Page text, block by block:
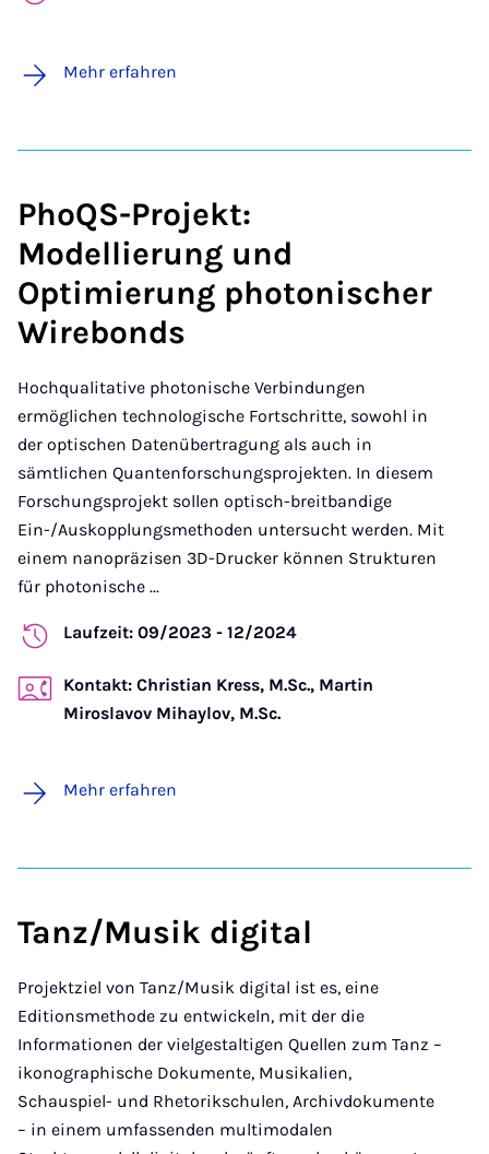
Mehr erfahren
PhoQS-Projekt:
Modellierung und
Optimierung photonischer
Wirebonds
Hochqualitative photonische Verbindungen
ermöglichen technologische Fortschritte, sowohl in
der optischen Datenübertragung als auch in
sämtlichen Quantenforschungsprojekten. In diesem
Forschungsprojekt sollen optisch-breitbandige
Ein-/Auskopplungsmethoden untersucht werden. Mit
einem nanopräzisen 3D-Drucker können Strukturen
für photonische ...
Laufzeit: 09/2023 - 12/2024
Kontakt: Christian Kress, M.Sc., Martin
Miroslavov Mihaylov, M.Sc.
Mehr erfahren
Tanz/Musik digital
Projektziel von Tanz/Musik digital ist es, eine
Editionsmethode zu entwickeln, mit der die
Informationen der vielgestaltigen Quellen zum Tanz –
ikonographische Dokumente, Musikalien,
Schauspiel- und Rhetorikschulen, Archivdokumente
– in einem umfassenden multimodalen